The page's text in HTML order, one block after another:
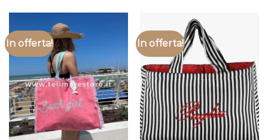
In offerta! In offerta!